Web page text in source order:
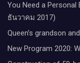
You Need a Personal
ธันวาคม 2017)
Queen’s grandson
New Program 2020: